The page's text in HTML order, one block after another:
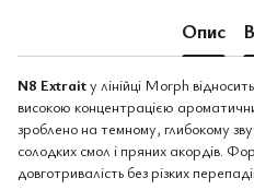
Опис
N8 Extraitу лінійці Morph
високою концентрацією
зроблено на темному, глибокому
солодких смол і пряних акордів.
довготривалість без різких